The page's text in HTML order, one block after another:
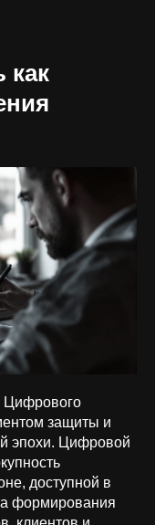
Цифрового
защиты и
эпохи. Цифровой
доступной в
формирования